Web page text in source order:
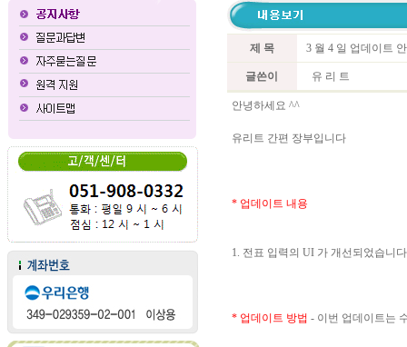
제 목 3 월 4 일 업데이트
글쓴이 유 리 트
안녕하세요 ^^
유리트 간편 장부입니다
* 업데이트 내용
1. 전표 입력의 UI 가 개선되었습니
* 업데이트 방법 - 이번 업데이트는